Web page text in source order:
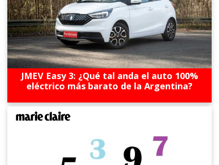
JMEV Easy 3: ¿Qué tal anda el auto 100%
eléctrico más barato de la Argentina?